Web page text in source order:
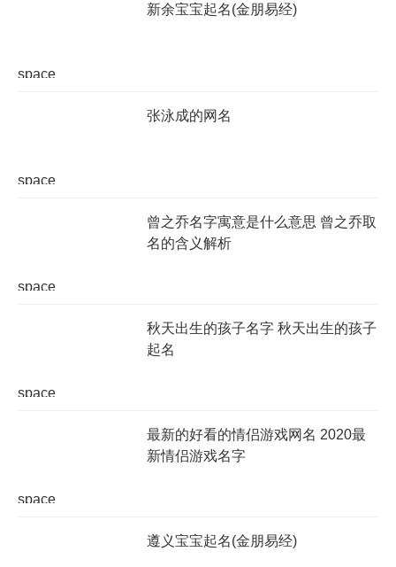
space
新余宝宝起名(金朋易经)
space
张泳成的网名
space
曾之乔名字寓意是什么意思 曾之乔取
名的含义解析
space
秋天出生的孩子名字 秋天出生的孩子
起名
space
最新的好看的情侣游戏网名 2020最
新情侣游戏名字
遵义宝宝起名(金朋易经)